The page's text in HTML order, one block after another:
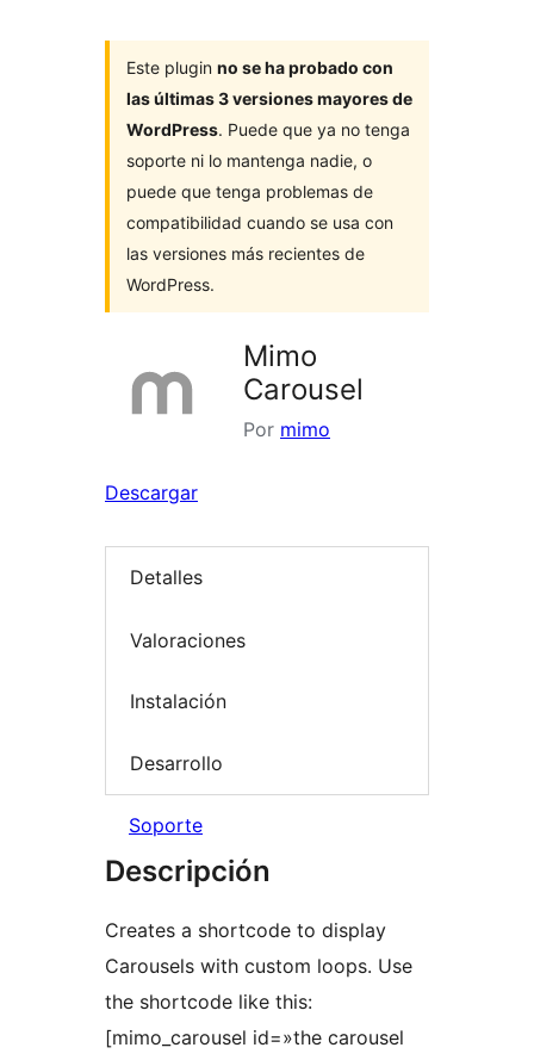
Este plugin no se ha probado con
las últimas 3 versiones mayores de
WordPress. Puede que ya no tenga
soporte ni lo mantenga nadie, o
puede que tenga problemas de
compatibilidad cuando se usa con
las versiones más recientes de
WordPress.
Mimo
Carousel
Por mimo
Descargar
Detalles
Valoraciones
Instalación
Desarrollo
Soporte
Descripción
Creates a shortcode to display
Carousels with custom loops. Use
the shortcode like this:
[mimo_carousel id=»the carousel